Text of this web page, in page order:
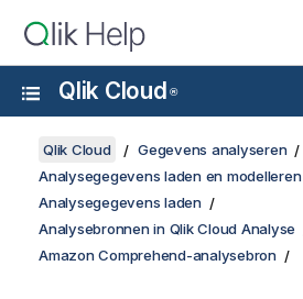
Qlik Cloud ®
Qlik Cloud
Gegevens analyseren
Analysegegevens laden en modelleren
Analysegegevens laden
Analysebronnen in Qlik Cloud Analyse
Amazon Comprehend-analysebron